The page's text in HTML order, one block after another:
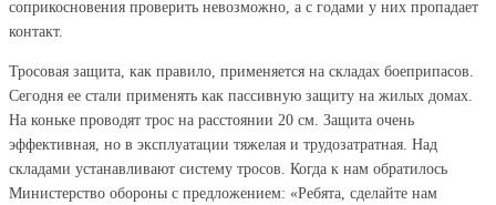
соприкосновения проверить невозможно, а с годами у них пропадает
контакт.
Тросовая защита, как правило, применяется на складах боеприпасов.
Сегодня ее стали применять как пассивную защиту на жилых домах.
На коньке проводят трос на расстоянии 20 см. Защита очень
эффективная, но в эксплуатации тяжелая и трудозатратная. Над
складами устанавливают систему тросов. Когда к нам обратилось
Министерство обороны с предложением: «Ребята, сделайте нам